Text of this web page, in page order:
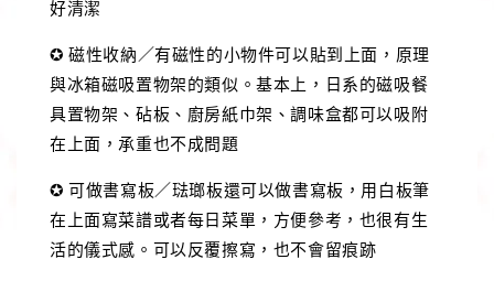
好清潔
✪ 磁性收納／有磁性的小物件可以貼到上面，原理
與冰箱磁吸置物架的類似。基本上，日系的磁吸餐
具置物架、砧板、廚房紙巾架、調味盒都可以吸附
在上面，承重也不成問題
✪ 可做書寫板／琺瑯板還可以做書寫板，用白板筆
在上面寫菜譜或者每日菜單，方便參考，也很有生
活的儀式感。可以反覆擦寫，也不會留痕跡